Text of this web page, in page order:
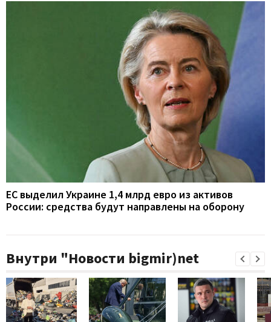
ЕС выделил Украине 1,4 млрд евро из активов
России: средства будут направлены на оборону
Внутри "Новости bigmir)net